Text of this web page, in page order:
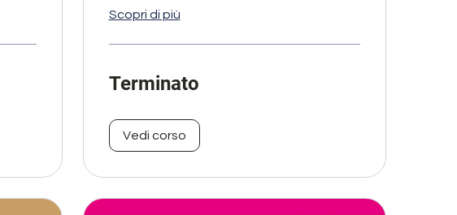
Scopri di più
Terminato
Vedi corso